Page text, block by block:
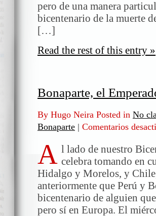
pero de una manera
bicentenario de la muerte
[…]
Read the rest of this entry »
Bonaparte, el
By Hugo Neira Posted in No
Bonaparte | Comentarios
A l lado de nuestro
celebra tomando en
Hidalgo y Morelos, y
anteriormente que Perú y
bicentenario de alguien
pero sí en Europa. El